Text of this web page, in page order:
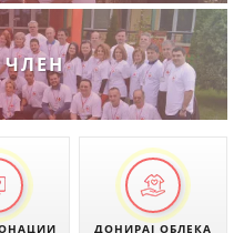
ЧЛЕН
ДОНИРАЈ ОБЛЕКА